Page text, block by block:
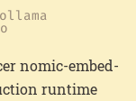
ollama
nomic-embed-
runtime